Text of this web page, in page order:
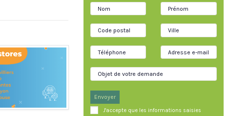
Envoyer
J'accepte que les informations saisies